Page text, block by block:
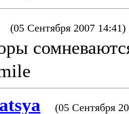
(05 Сентября 2007 14:41)
(05 Сентября